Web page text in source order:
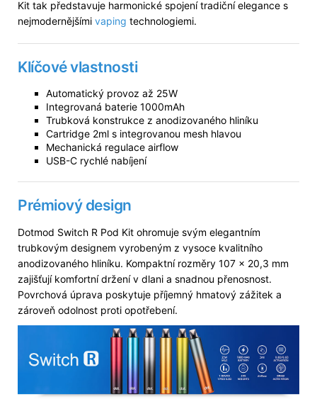
Kit tak představuje harmonické spojení tradiční elegance s
nejmodernějšími vaping technologiemi.
Klíčové vlastnosti
Automatický provoz až 25W
Integrovaná baterie 1000mAh
Trubková konstrukce z anodizovaného hliníku
Cartridge 2ml s integrovanou mesh hlavou
Mechanická regulace airflow
USB-C rychlé nabíjení
Prémiový design
Dotmod Switch R Pod Kit ohromuje svým elegantním
trubkovým designem vyrobeným z vysoce kvalitního
anodizovaného hliníku. Kompaktní rozměry 107 × 20,3 mm
zajišťují komfortní držení v dlani a snadnou přenosnost.
Povrchová úprava poskytuje příjemný hmatový zážitek a
zároveň odolnost proti opotřebení.